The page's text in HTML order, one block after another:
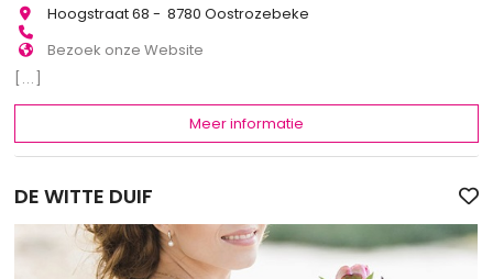
Hoogstraat 68 - 8780 Oostrozebeke
Bezoek onze Website
[...]
Meer informatie
DE WITTE DUIF